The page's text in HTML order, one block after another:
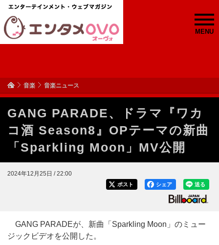
MENU
音楽 音楽ニュース
GANG PARADE、ドラマ『ワカ
コ酒 Season8』OPテーマの新曲
「Sparkling Moon」MV公開
2024年12月25日 / 22:00
送る
シェア
ポスト
GANG PARADEが、新曲「Sparkling Moon」のミュー
ジックビデオを公開した。